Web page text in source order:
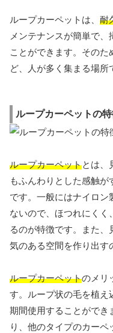
ループカーペットは、 耐
メンテナンスが簡単で
ことができます。その
ど、人が多く集まる場所
ループカーペットの
ループカーペットとは、
もふんわりとした感触
です。一般にはナイロン
ないので、ほつれにくく
るのが特徴です。また
気のある空間を作り出す
ループカーペットのメリ
す。ループ状の毛を植え
期間使用することができ
り、他のタイプのカーペ